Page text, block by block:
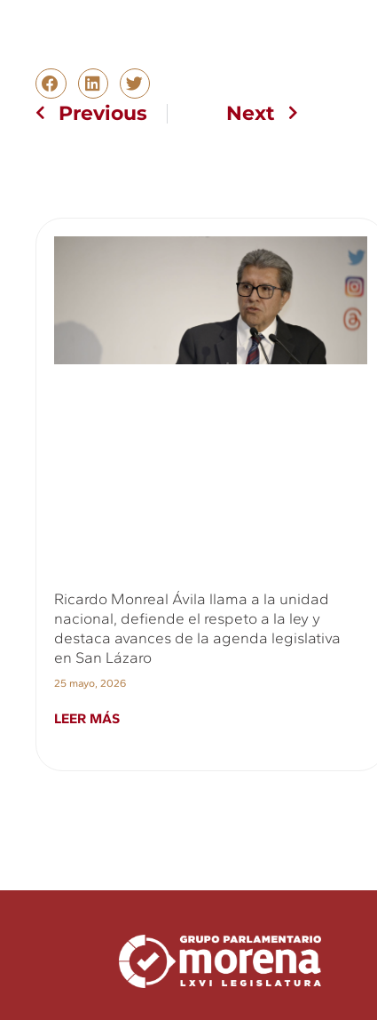
Previous Next
Ricardo Monreal Ávila llama a la unidad
nacional, defiende el respeto a la ley y
destaca avances de la agenda legislativa
en San Lázaro
25 mayo, 2026
LEER MÁS